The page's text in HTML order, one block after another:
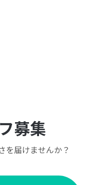
募集
を届けませんか？